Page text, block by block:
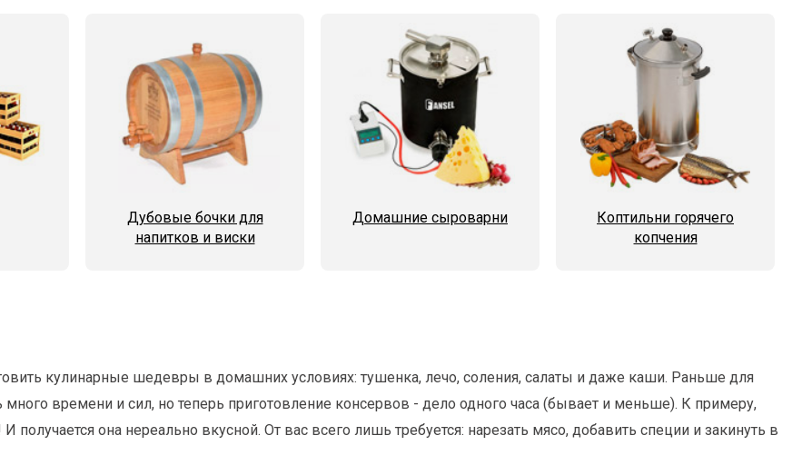
Дубовые бочки для
напитков и виски
Домашние сыроварни
Коптильни горячего
копчения
кулинарные шедевры в домашних условиях: тушенка, лечо, соления, салаты и даже каши. Раньше для
много времени и сил, но теперь приготовление консервов - дело одного часа (бывает и меньше). К примеру,
получается она нереально вкусной. От вас всего лишь требуется: нарезать мясо, добавить специи и закинуть в